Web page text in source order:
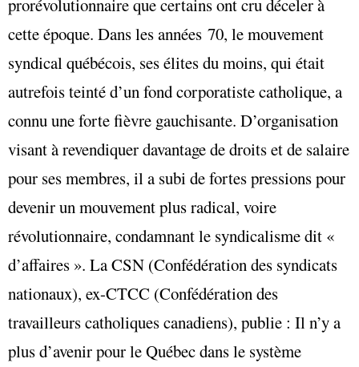
prorévolutionnaire que certains ont cru déceler à
cette époque. Dans les années 70, le mouvement
syndical québécois, ses élites du moins, qui était
autrefois teinté d’un fond corporatiste catholique, a
connu une forte fièvre gauchisante. D’organisation
visant à revendiquer davantage de droits et de salaire
pour ses membres, il a subi de fortes pressions pour
devenir un mouvement plus radical, voire
révolutionnaire, condamnant le syndicalisme dit «
d’affaires ». La CSN (Confédération des syndicats
nationaux), ex-CTCC (Confédération des
travailleurs catholiques canadiens), publie : Il n’y a
plus d’avenir pour le Québec dans le système